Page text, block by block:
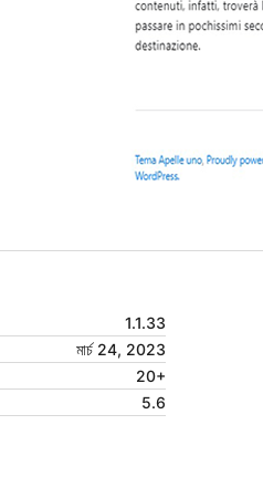
1.1.33
মাৰ্চ 24, 2023
20+
5.6